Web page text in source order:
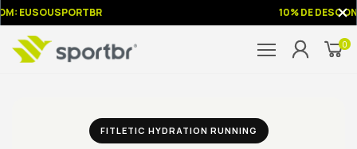
EUSOUSPORTBR 10% DE
0
FITLETIC HYDRATION RUNNING